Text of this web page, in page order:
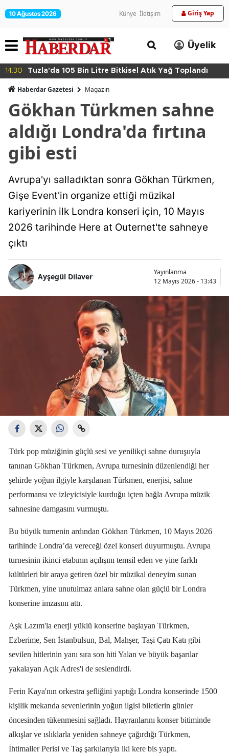
10 Ağustos 2026 Künye İletişim Giriş Yap
Üyelik
14:30 Tuzla'da 105 Bin Litre Bitkisel Atık Yağ Toplandı
Haberdar Gazetesi Magazin
Gökhan Türkmen sahne
aldığı Londra'da fırtına
gibi esti
Avrupa'yı salladıktan sonra Gökhan Türkmen,
Gişe Event'in organize ettiği müzikal
kariyerinin ilk Londra konseri için, 10 Mayıs
2026 tarihinde Here at Outernet'te sahneye
çıktı
Ayşegül Dilaver
Yayınlanma
12 Mayıs 2026 - 13:43
Türk pop müziğinin güçlü sesi ve yenilikçi sahne duruşuyla
tanınan Gökhan Türkmen, Avrupa turnesinin düzenlendiği her
şehirde yoğun ilgiyle karşılanan Türkmen, enerjisi, sahne
performansı ve izleyicisiyle kurduğu içten bağla Avrupa müzik
sahnesine damgasını vurmuştu.
Bu büyük turnenin ardından Gökhan Türkmen, 10 Mayıs 2026
tarihinde Londra’da vereceği özel konseri duyurmuştu. Avrupa
turnesinin ikinci etabının açılışını temsil eden ve yine farklı
kültürleri bir araya getiren özel bir müzikal deneyim sunan
Türkmen, yine unutulmaz anlara sahne olan güçlü bir Londra
konserine imzasını attı.
Aşk Lazım'la enerji yüklü konserine başlayan Türkmen,
Ezberime, Sen İstanbulsun, Bal, Mahşer, Taşi Çatı Katı gibi
sevilen hitlerinin yanı sıra son hiti Yalan ve büyük başarılar
yakalayan Açık Adres'i de seslendirdi.
Ferin Kaya'nın orkestra şefliğini yaptığı Londra konserinde 1500
kişilik mekanda sevenlerinin yoğun ilgisi biletlerin günler
öncesinden tükenmesini sağladı. Hayranlarını konser bitiminde
alkışlar ve ıslıklarla yeniden sahneye çağırdığı Türkmen,
İhtimaller Perisi ve Taş şarkılarıyla iki kere bis yaptı.